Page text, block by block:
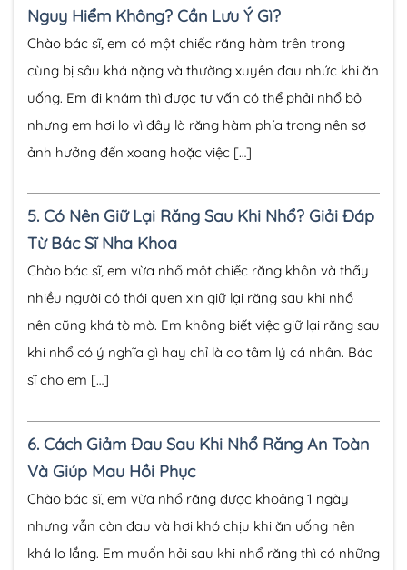
Nguy Hiểm Không? Cần Lưu Ý Gì?
Chào bác sĩ, em có một chiếc răng hàm trên trong
cùng bị sâu khá nặng và thường xuyên đau nhức khi ăn
uống. Em đi khám thì được tư vấn có thể phải nhổ bỏ
nhưng em hơi lo vì đây là răng hàm phía trong nên sợ
ảnh hưởng đến xoang hoặc việc […]
5. Có Nên Giữ Lại Răng Sau Khi Nhổ? Giải Đáp
Từ Bác Sĩ Nha Khoa
Chào bác sĩ, em vừa nhổ một chiếc răng khôn và thấy
nhiều người có thói quen xin giữ lại răng sau khi nhổ
nên cũng khá tò mò. Em không biết việc giữ lại răng sau
khi nhổ có ý nghĩa gì hay chỉ là do tâm lý cá nhân. Bác
sĩ cho em […]
6. Cách Giảm Đau Sau Khi Nhổ Răng An Toàn
Và Giúp Mau Hồi Phục
Chào bác sĩ, em vừa nhổ răng được khoảng 1 ngày
nhưng vẫn còn đau và hơi khó chịu khi ăn uống nên
khá lo lắng. Em muốn hỏi sau khi nhổ răng thì có những